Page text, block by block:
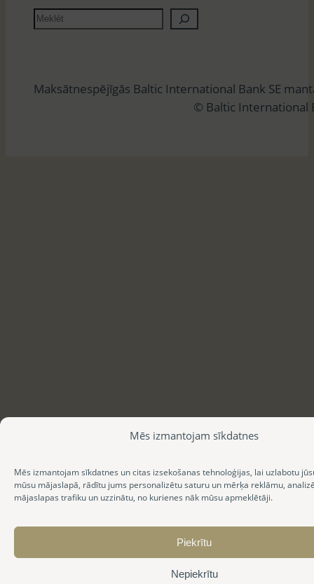
Mēs izmantojam sīkdatnes
Mēs izmantojam sīkdatnes un citas izsekošanas tehnoloģijas, lai uzlabotu
mūsu mājaslapā, rādītu jums personalizētu saturu un mērķa reklāmu,
mājaslapas trafiku un uzzinātu, no kurienes nāk mūsu apmeklētāji.
Piekrītu
Nepiekrītu
M
e
ē
Maksātnespējīgās Baltic International Bank SE
© Baltic International